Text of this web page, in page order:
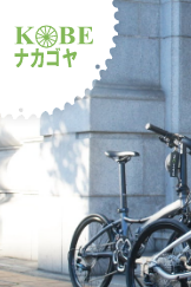
ルショッ